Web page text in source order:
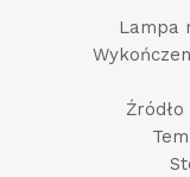
Lampa